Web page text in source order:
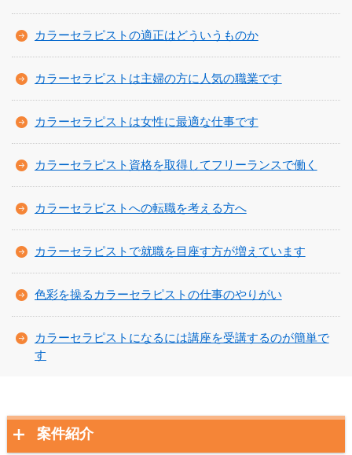
カラーセラピストの適正はどういうものか
カラーセラピストは主婦の方に人気の職業です
カラーセラピストは女性に最適な仕事です
カラーセラピスト資格を取得してフリーランスで働く
カラーセラピストへの転職を考える方へ
カラーセラピストで就職を目座す方が増えています
色彩を操るカラーセラピストの仕事のやりがい
カラーセラピストになるには講座を受講するのが簡単で
す
案件紹介